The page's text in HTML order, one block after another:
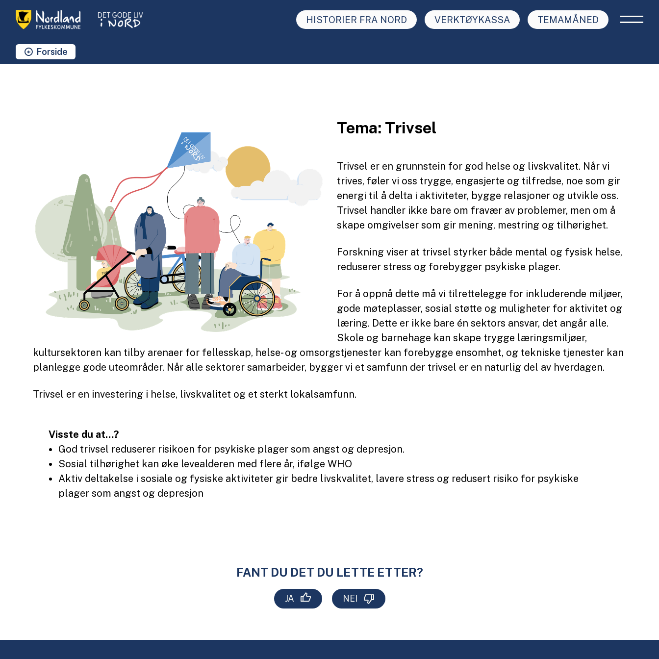
HISTORIER FRA NORD VERKTØYKASSA TEMAMÅNED
Du er her:Forside
Tema: Trivsel
Trivsel er en grunnstein for god helse og livskvalitet. Når vi
trives, føler vi oss trygge, engasjerte og tilfredse, noe som gir
energi til å delta i aktiviteter, bygge relasjoner og utvikle oss.
Trivsel handler ikke bare om fravær av problemer, men om å
skape omgivelser som gir mening, mestring og tilhørighet.
Forskning viser at trivsel styrker både mental og fysisk helse,
reduserer stress og forebygger psykiske plager.
For å oppnå dette må vi tilrettelegge for inkluderende miljøer,
gode møteplasser, sosial støtte og muligheter for aktivitet og
læring. Dette er ikke bare én sektors ansvar, det angår alle.
Skole og barnehage kan skape trygge læringsmiljøer,
kultursektoren kan tilby arenaer for fellesskap, helse- og omsorgstjenester kan forebygge ensomhet, og tekniske tjenester kan
planlegge gode uteområder. Når alle sektorer samarbeider, bygger vi et samfunn der trivsel er en naturlig del av hverdagen.
Trivsel er en investering i helse, livskvalitet og et sterkt lokalsamfunn.
Visste du at…?
God trivsel reduserer risikoen for psykiske plager som angst og depresjon.
Sosial tilhørighet kan øke levealderen med flere år, ifølge WHO
Aktiv deltakelse i sosiale og fysiske aktiviteter gir bedre livskvalitet, lavere stress og redusert risiko for psykiske
plager som angst og depresjon
FANT DU DET DU LETTE ETTER?
JA NEI